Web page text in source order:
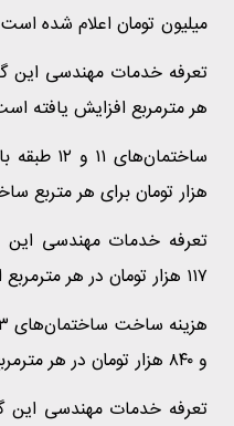
میلیون تومان اعلام شده
هر مترمربع افزایش یافته
هزار تومان برای هر متربع
تعرفه خدمات مهندسی
۱۱۷ هزار تومان در هر مترمربع است.
و ۸۴۰ هزار تومان در هر مترمربع برآورد می‌شوند.